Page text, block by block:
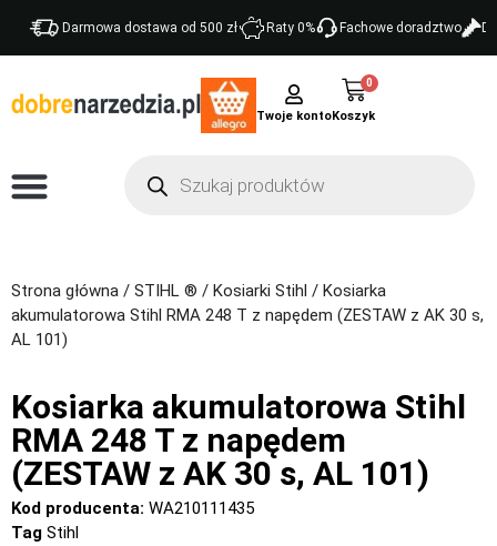
Darmowa dostawa od 500 zł Raty 0% Fachowe doradztwo
Twoje konto
0
Strona główna / STIHL ® / Kosiarki Stihl / Kosiarka
akumulatorowa Stihl RMA 248 T z napędem (ZESTAW z AK 30 s,
AL 101)
Kosiarka akumulatorowa Stihl
RMA 248 T z napędem
(ZESTAW z AK 30 s, AL 101)
Kod producenta: WA210111435
Tag Stihl